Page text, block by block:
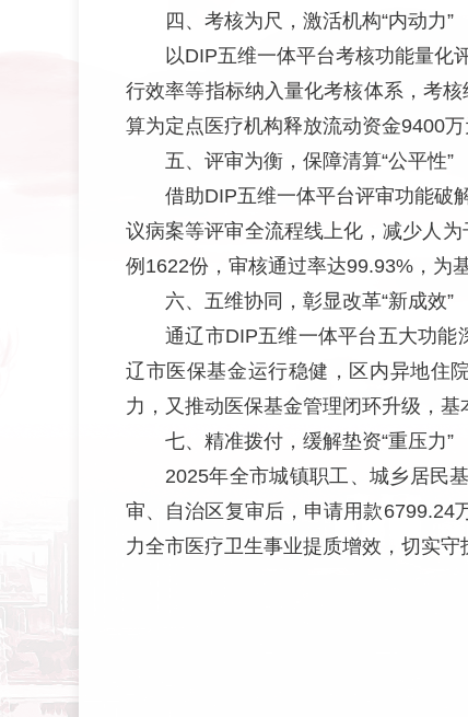
四、考核为尺，激活机构“内动力”
以DIP五维一体平台考核功能量化
行效率等指标纳入量化考核体系，考
算为定点医疗机构释放流动资金9400
五、评审为衡，保障清算“公平性”
借助DIP五维一体平台评审功能破
议病案等评审全流程线上化，减少人
例1622份，审核通过率达99.93%，为
六、五维协同，彰显改革“新成效”
通辽市DIP五维一体平台五大功能
辽市医保基金运行稳健，区内异地住
力，又推动医保基金管理闭环升级，基
七、精准拨付，缓解垫资“重压力”
2025年全市城镇职工、城乡居民
审、自治区复审后，申请用款6799.24
力全市医疗卫生事业提质增效，切实守